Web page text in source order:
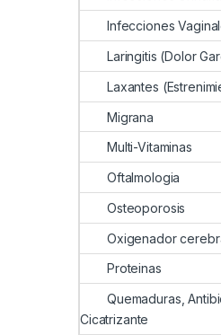
Infecciones
Laringitis (Dolor
Laxantes
Migrana
Multi-Vitaminas
Oftalmologia
Osteoporosis
Oxigenador
Proteinas
Quemaduras,
Cicatrizante